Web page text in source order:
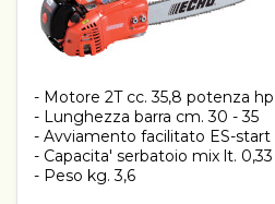
- Motore 2T cc. 35,8 potenza
- Lunghezza barra cm. 30 - 35
- Avviamento facilitato ES-start
- Capacita' serbatoio mix lt. 0,33
- Peso kg. 3,6